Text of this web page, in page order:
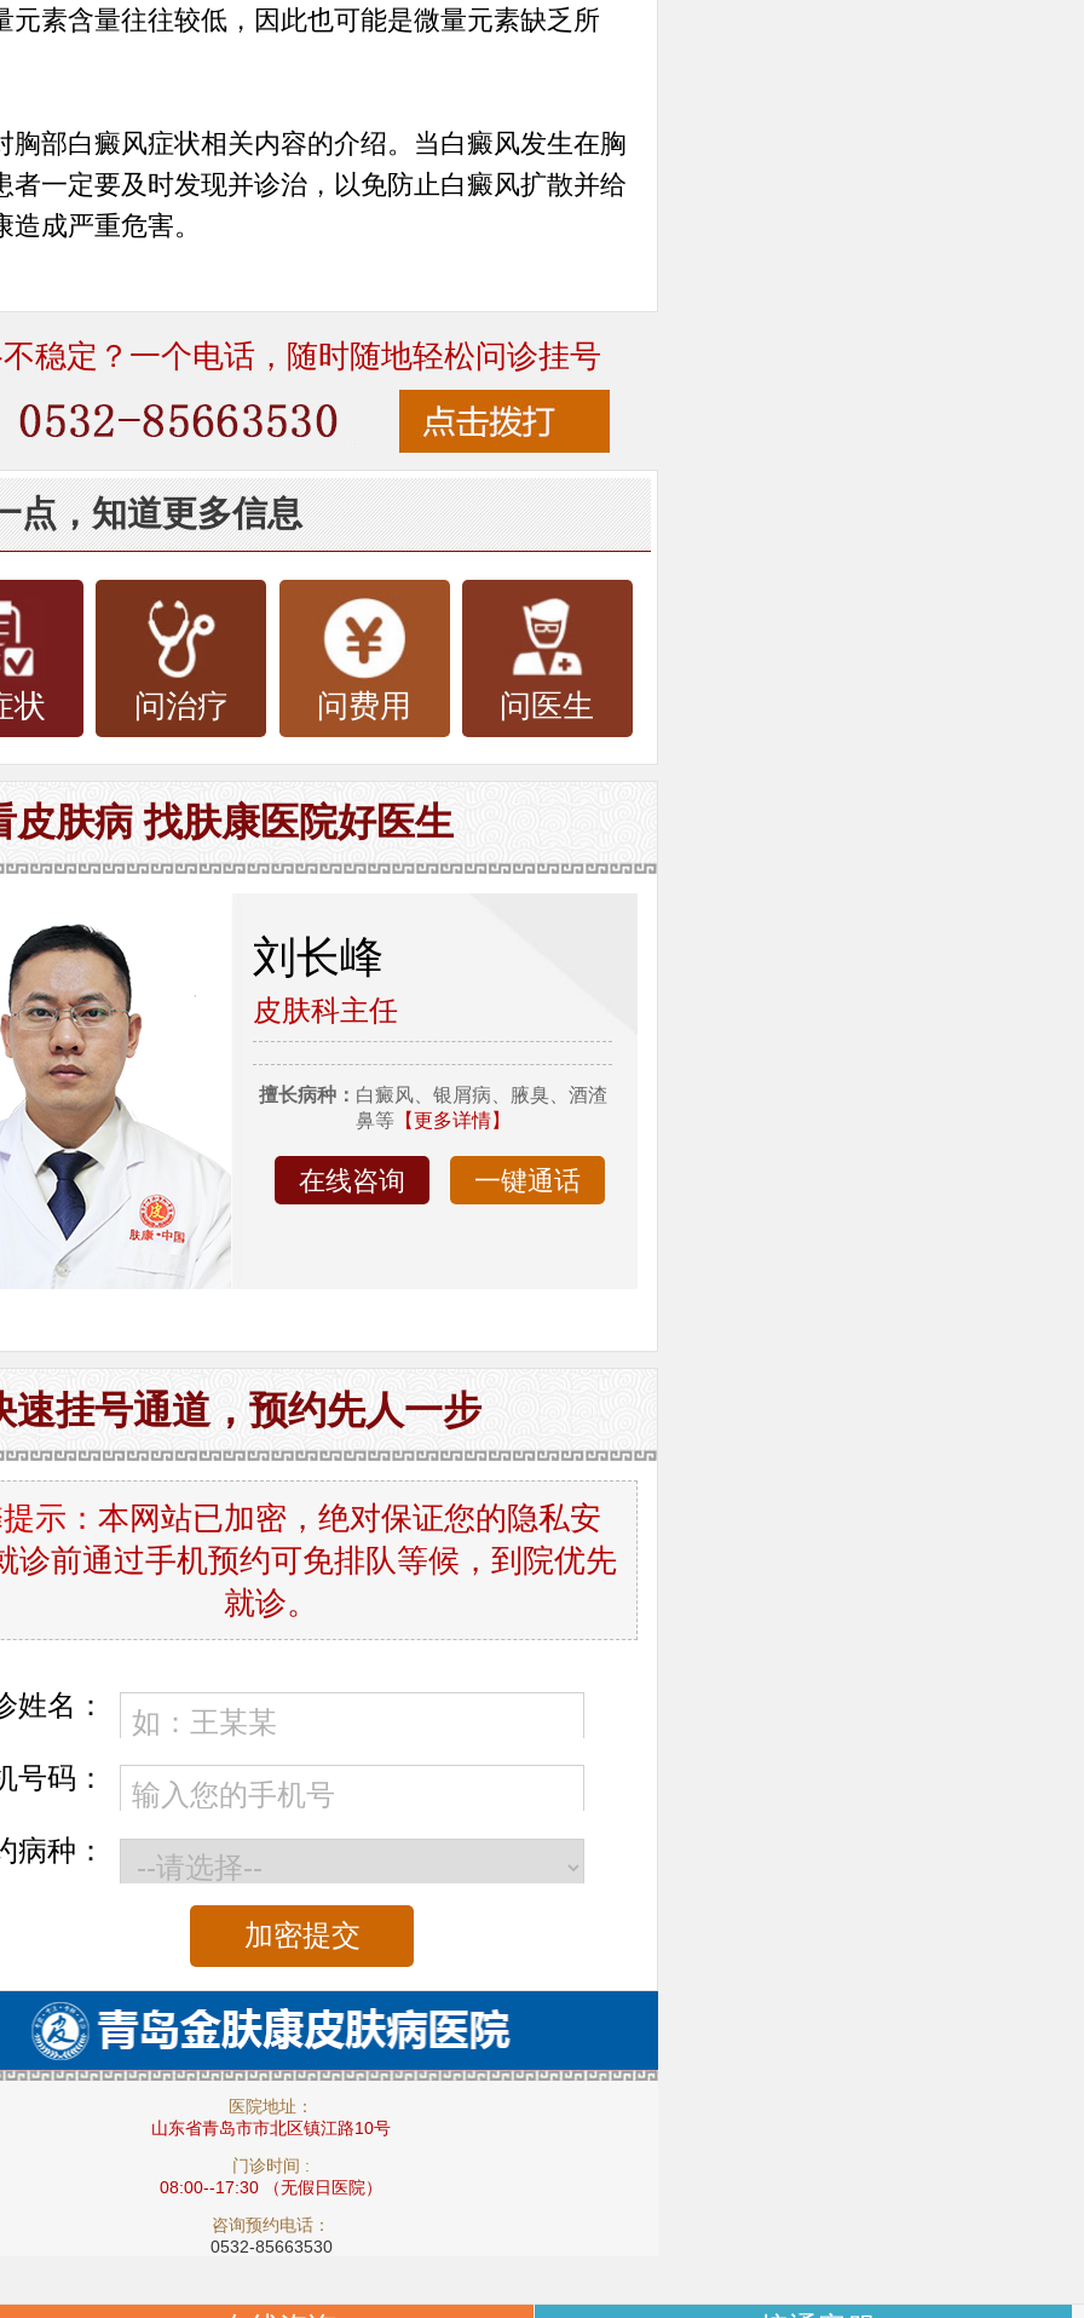
元素含量往往较低，因此也可能是微量元素缺乏所
胸部白癜风症状相关内容的介绍。当白癜风发生在胸
者一定要及时发现并诊治，以免防止白癜风扩散并给
造成严重危害。
稳定？一个电话，随时随地轻松问诊挂号
点，知道更多信息
状 问治疗 问费用 问医生
皮肤病 找肤康医院好医生
刘长峰
皮肤科主任
擅长病种： 白癜风、银屑病、腋臭、酒渣
鼻等【更多详情】
在线咨询 一键通话
速挂号通道，预约先人一步
示： 本网站已加密，绝对保证您的隐私安
诊前通过手机预约可免排队等候，到院优先
就诊。
姓名：
号码：
病种：
医院地址：
山东省青岛市市北区镇江路10号
门诊时间 :
08:00--17:30 （无假日医院）
咨询预约电话：
0532-85663530